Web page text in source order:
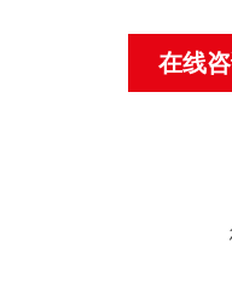
在线